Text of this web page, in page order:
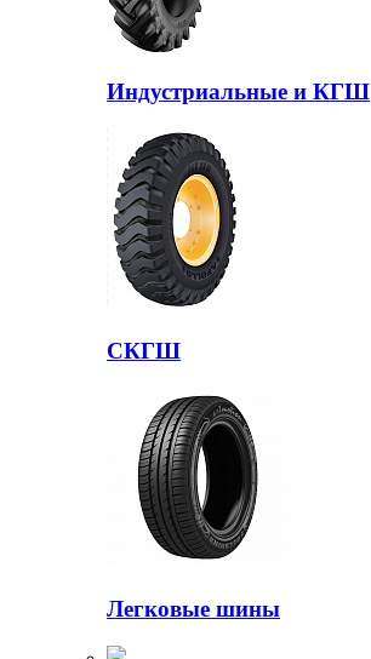
Индустриальные и КГШ
СКГШ
Легковые шины